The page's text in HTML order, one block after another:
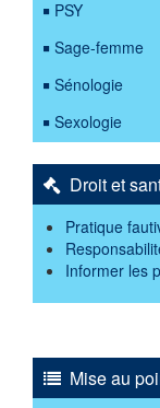
PSY
Sage-femme
Sénologie
Sexologie
Droit et
Pratique
Informer les
Mise au